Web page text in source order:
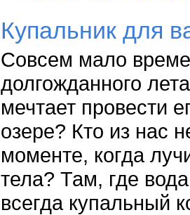
Купальник для
Совсем мало
долгожданного
мечтает провести
озере? Кто из нас
моменте, когда
тела? Там, где
всегда купальный